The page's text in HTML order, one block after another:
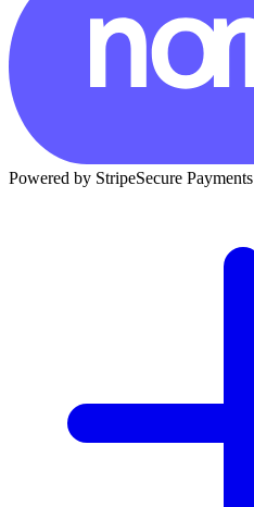
Powered by StripeSecure Payments